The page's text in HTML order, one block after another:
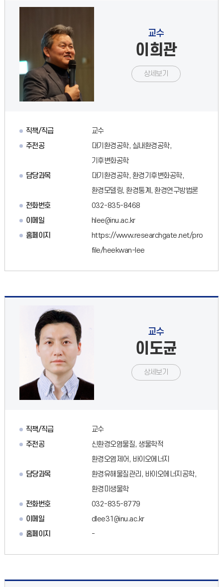
교수
이희관
상세보기
직책/직급
교수
주전공
대기환경공학, 실내환경공학,
기후변화공학
담당과목
대기환경공학, 환경기후변화공학,
환경모델링, 환경통계, 환경연구방법론
전화번호
032-835-8468
이메일
hlee@inu.ac.kr
홈페이지
https://www.researchgate.net/pro
file/heekwan-lee
교수
이도균
상세보기
직책/직급
교수
주전공
신환경오염물질, 생물학적
환경오염제어, 바이오에너지
담당과목
환경유해물질관리, 바이오에너지공학,
환경미생물학
전화번호
032-835-8779
이메일
dlee31@inu.ac.kr
홈페이지
-